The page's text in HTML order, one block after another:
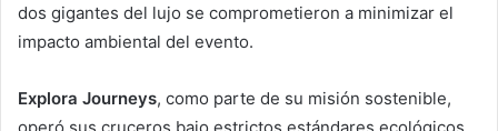
dos gigantes del lujo se comprometieron a minimizar el
impacto ambiental del evento.
Explora Journeys, como parte de su misión sostenible,